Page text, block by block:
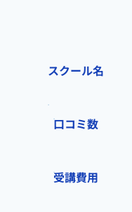
未経験から本気でWebマーケター
ん。現役プロによる厳しい指導と
あなたの市場価値を最大化してく
課題の提出期限が重なる時期はや
間帯によっては回答まで少し待つ
んが、細かな運営面で調整の余地
講者とのやり取りを通じて視野が
方には相性が良いスクールだと思い
スクール名
口コミ数
受講費用